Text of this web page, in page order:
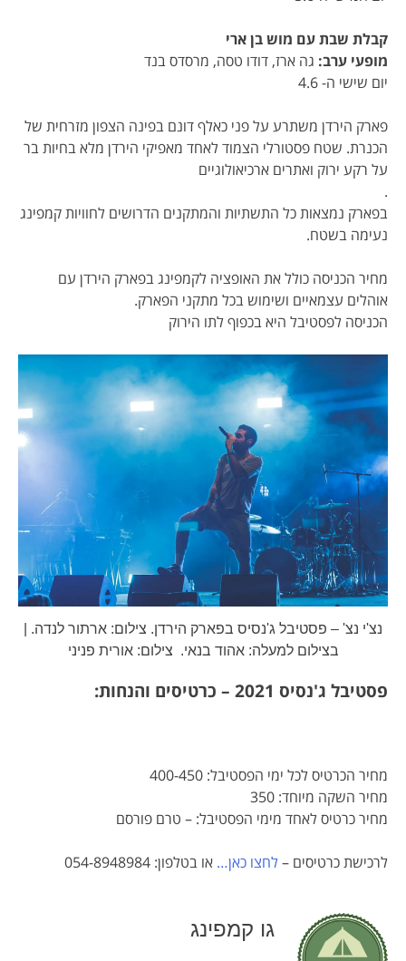
קבלת שבת עם מוש בן ארי
מופעי ערב: גה ארז, דודו טסה, מרסדס בנד
יום שישי ה- 4.6
פארק הירדן משתרע על פני כאלף דונם בפינה הצפון מזרחית של
הכנרת. שטח פסטורלי הצמוד לאחד מאפיקי הירדן מלא בחיות בר
על רקע ירוק ואתרים ארכיאולוגיים
.
בפארק נמצאות כל התשתיות והמתקנים הדרושים לחוויות קמפינג
נעימה בשטח.
מחיר הכניסה כולל את האופציה לקמפינג בפארק הירדן עם
אוהלים עצמאיים ושימוש בכל מתקני הפארק.
הכניסה לפסטיבל היא בכפוף לתו הירוק
נצ'י נצ' – פסטיבל ג'נסיס בפארק הירדן. צילום: ארתור לנדה. |
בצילום למעלה: אהוד בנאי. צילום: אורית פניני
פסטיבל ג'נסיס 2021 – כרטיסים והנחות:
מחיר הכרטיס לכל ימי הפסטיבל: 400-450
מחיר השקה מיוחד: 350
מחיר כרטיס לאחד מימי הפסטיבל: – טרם פורסם
לרכישת כרטיסים –לחצו כאן… או בטלפון: 054-8948984
גו קמפינג